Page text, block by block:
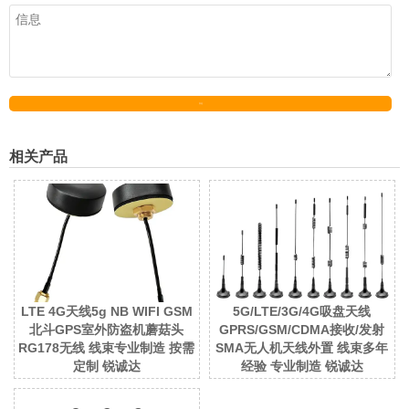
相关产品
LTE 4G天线5g NB WIFI GSM
北斗GPS室外防盗机蘑菇头
RG178无线 线束专业制造 按需
定制 锐诚达
5G/LTE/3G/4G吸盘天线
GPRS/GSM/CDMA接收/发射
SMA无人机天线外置 线束多年
经验 专业制造 锐诚达